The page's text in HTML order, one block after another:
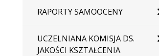
RAPORTY SAMOOCENY
UCZELNIANA KOMISJA DS.
JAKOŚCI KSZTAŁCENIA